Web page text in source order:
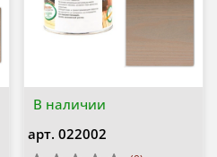
В наличии
арт. 022002